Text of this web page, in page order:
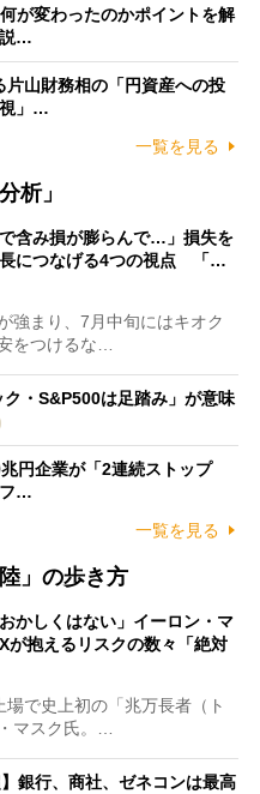
が変わったのかポイントを解
…
片山財務相の「円資産への投
」…
一覧を見る
析」
で含み損が膨らんで…」損失を
につなげる4つの視点 「…
強まり、7月中旬にはキオク
をつけるな…
ク・S&P500は足踏み」が意味
円企業が「2連続ストップ
…
一覧を見る
」の歩き方
かしくはない」イーロン・マ
が抱えるリスクの数々「絶対
で史上初の「兆万長者（ト
マスク氏。…
銀行、商社、ゼネコンは最高